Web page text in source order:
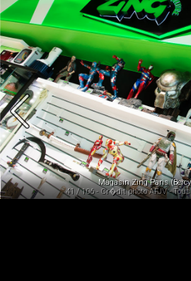
Magasin Zing Paris
41 / 106 - Cr�dit photo AFJV -